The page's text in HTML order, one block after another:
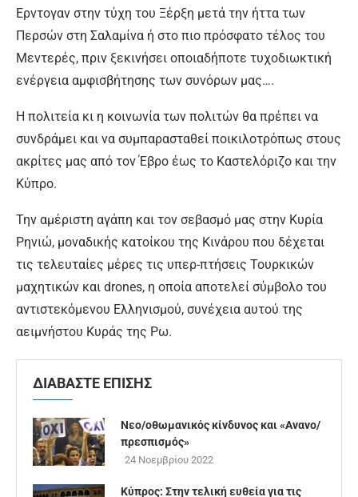
Ερντογαν στην τύχη του Ξέρξη μετά την ήττα των
Περσών στη Σαλαμίνα ή στο πιο πρόσφατο τέλος του
Μεντερές, πριν ξεκινήσει οποιαδήποτε τυχοδιωκτική
ενέργεια αμφισβήτησης των συνόρων μας….
Η πολιτεία κι η κοινωνία των πολιτών θα πρέπει να
συνδράμει και να συμπαρασταθεί ποικιλοτρόπως στους
ακρίτες μας από τον Έβρο έως το Καστελόριζο και την
Κύπρο.
Την αμέριστη αγάπη και τον σεβασμό μας στην Κυρία
Ρηνιώ, μοναδικής κατοίκου της Κινάρου που δέχεται
τις τελευταίες μέρες τις υπερ-πτήσεις Τουρκικών
μαχητικών και drones, η οποία αποτελεί σύμβολο του
αντιστεκόμενου Ελληνισμού, συνέχεια αυτού της
αειμνήστου Κυράς της Ρω.
ΔΙΑΒΑΣΤΕ ΕΠΙΣΗΣ
Νεο/οθωμανικός κίνδυνος και «Ανανο/
πρεσπισμός»
24 Νοεμβρίου 2022
Κύπρος: Στην τελική ευθεία για τις